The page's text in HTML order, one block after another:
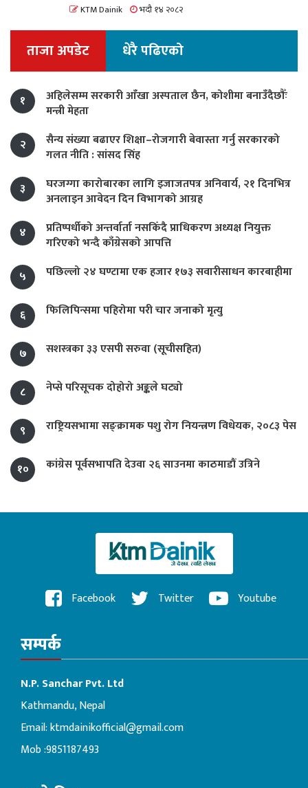
KTM Dainik भदौ १४ २०८२
ताजा अपडेट धेरै पढिएको
१
अहिलेसम्म सरकारी आँखा अस्पताल छैन, कोशीमा बनाउँदैछौँः
मन्त्री मेहता
२
सैन्य संख्या बढाएर शिक्षा–रोजगारी बेवास्ता गर्नु सरकारको
गलत नीति : सांसद सिंह
३
घरजग्गा कारोबारका लागि इजाजतपत्र अनिवार्य, २१ दिनभित्र
अनलाइन आवेदन दिन विभागको आग्रह
४
प्रतिष्पर्धीको अन्तर्वार्ता नसकिँदै प्राधिकरण अध्यक्ष नियुक्त
गरिएको भन्दै काँग्रेसको आपत्ति
५
पछिल्लो २४ घण्टामा एक हजार १७३ सवारीसाधन कारबाहीमा
६ फिलिपिन्समा पहिरोमा परी चार जनाको मृत्यु
७ सशस्त्रका ३३ एसपी सरुवा (सूचीसहित)
८ नेप्से परिसूचक दोहोरो अङ्कले घट्यो
९ राष्ट्रियसभामा सङ्क्रामक पशु रोग नियन्त्रण विधेयक, २०८३ पेस
१० कांग्रेस पूर्वसभापति देउवा २६ साउनमा काठमाडौं उत्रिने
Facebook Twitter Youtube
सम्पर्क
N.P. Sanchar Pvt. Ltd
Kathmandu, Nepal
Email:ktmdainikofficial@gmail.com
Mob :9851187493